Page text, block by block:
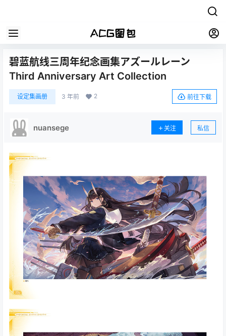
碧蓝航线三周年纪念画集アズールレーン
Third Anniversary Art Collection
设定集画册 3 年前 2 前往下载
nuansege 关注 私信